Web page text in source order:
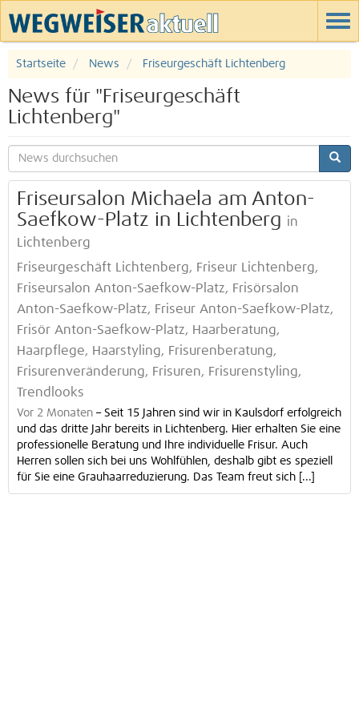
Startseite News Friseurgeschäft Lichtenberg
News für "Friseurgeschäft
Lichtenberg"
Friseursalon Michaela am Anton-
Saefkow-Platz in Lichtenberg in
Lichtenberg
Friseurgeschäft Lichtenberg, Friseur Lichtenberg,
Friseursalon Anton-Saefkow-Platz, Frisörsalon
Anton-Saefkow-Platz, Friseur Anton-Saefkow-Platz,
Frisör Anton-Saefkow-Platz, Haarberatung,
Haarpflege, Haarstyling, Frisurenberatung,
Frisurenveränderung, Frisuren, Frisurenstyling,
Trendlooks
Vor 2 Monaten – Seit 15 Jahren sind wir in Kaulsdorf erfolgreich
und das dritte Jahr bereits in Lichtenberg. Hier erhalten Sie eine
professionelle Beratung und Ihre individuelle Frisur. Auch
Herren sollen sich bei uns Wohlfühlen, deshalb gibt es speziell
für Sie eine Grauhaarreduzierung. Das Team freut sich [...]